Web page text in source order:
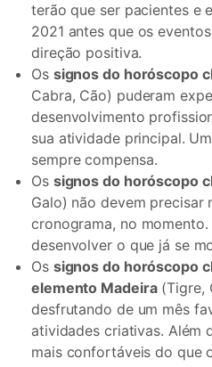
terão que ser pacientes e
2021 antes que os
direção positiva.
Os signos do horóscopo
Cabra, Cão) puderam
desenvolvimento
sua atividade principal.
sempre compensa.
Os signos do horóscopo
Galo) não devem precisar
cronograma, no momento.
desenvolver o que já se
Os signos do horóscopo
elemento Madeira(Tigre,
desfrutando de um mês
atividades criativas. Além
mais confortáveis ​​do que